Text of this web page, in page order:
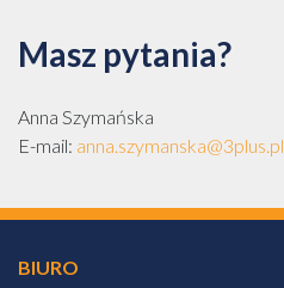
Masz pytania?
Anna Szymańska
E-mail: anna.szymanska@3plus.pl
BIURO